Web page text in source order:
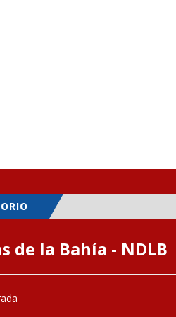
de la Bahía - NDLB